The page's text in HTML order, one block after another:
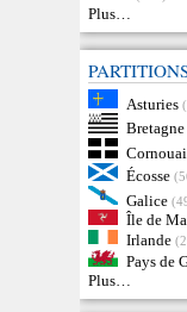
Plus…
Asturies
Bretagne
Écosse
Galice
Île de
Irlande
Pays de
Plus…